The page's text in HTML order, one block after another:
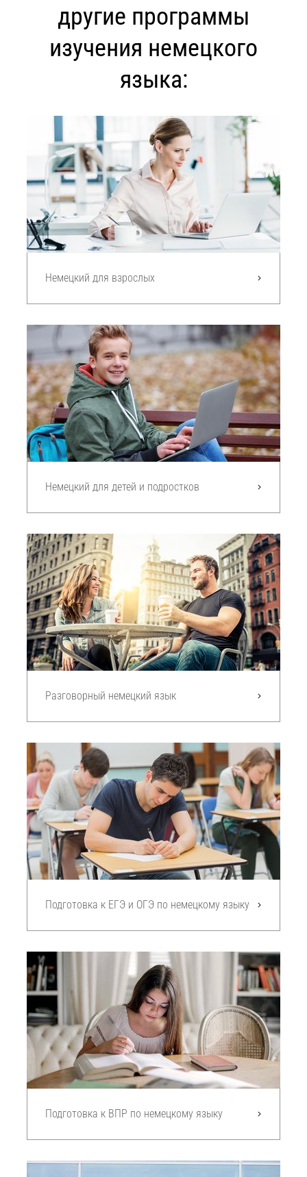
другие программы
изучения немецкого
языка:
Немецкий для взрослых
Немецкий для детей и подростков
Разговорный немецкий язык
Подготовка к ЕГЭ и ОГЭ по немецкому языку
Подготовка к ВПР по немецкому языку